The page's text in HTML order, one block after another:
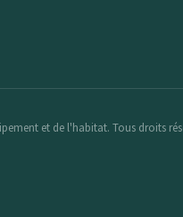
et de l'habitat. Tous droits